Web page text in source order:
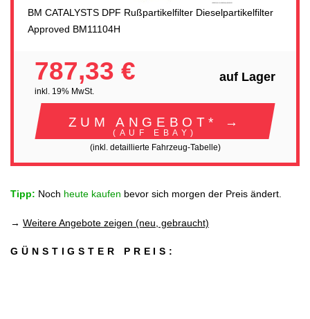
BM CATALYSTS DPF Rußpartikelfilter Dieselpartikelfilter
Approved BM11104H
787,33 €
inkl. 19% MwSt.
auf Lager
ZUM ANGEBOT* →
(AUF EBAY)
(inkl. detaillierte Fahrzeug-Tabelle)
Tipp: Noch heute kaufen bevor sich morgen der Preis ändert.
→ Weitere Angebote zeigen (neu, gebraucht)
GÜNSTIGSTER PREIS: